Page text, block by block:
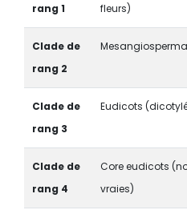
rang 1
fleurs)
Clade de
rang 2
Clade de
rang 3
Eudicots
Clade de
rang 4
Core eudicots
vraies)